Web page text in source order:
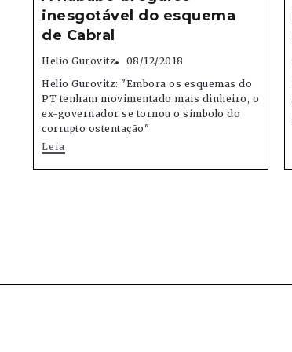
inesgotável do esquema
de Cabral
Helio Gurovitz
08/12/2018
Helio Gurovitz: "Embora os esquemas do
PT tenham movimentado mais dinheiro, o
ex-governador se tornou o símbolo do
corrupto ostentação"
Leia